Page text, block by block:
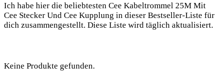
Ich habe hier die beliebtesten Cee Kabeltrommel 25M Mit
Cee Stecker Und Cee Kupplung in dieser Bestseller-Liste für
dich zusammengestellt. Diese Liste wird täglich aktualisiert.
Keine Produkte gefunden.